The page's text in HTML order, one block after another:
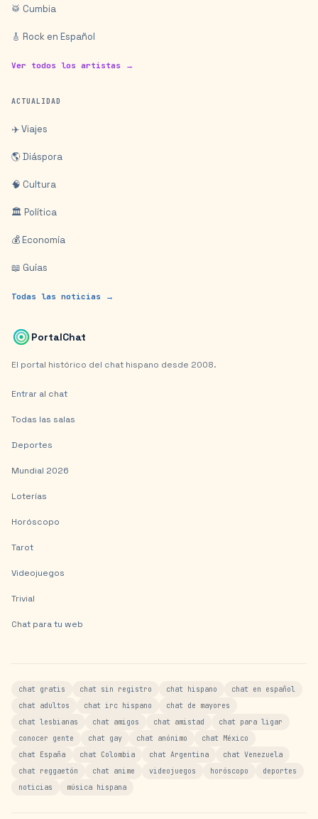
🥁 Cumbia
🎸 Rock en Español
Ver todos los artistas →
ACTUALIDAD
✈️ Viajes
🌎 Diáspora
🧠 Cultura
🏛️ Política
💰 Economía
📖 Guías
Todas las noticias →
PortalChat
El portal histórico del chat hispano desde 2008.
Entrar al chat
Todas las salas
Deportes
Mundial 2026
Loterías
Horóscopo
Tarot
Videojuegos
Trivial
Chat para tu web
chat gratis chat sin registro chat hispano
chat en español
chat adultos
chat irc hispano
chat de mayores
chat lesbianas
chat amigos chat amistad
chat para ligar
conocer gente
chat gay chat anónimo
chat México
chat España
chat Colombia chat Argentina
chat Venezuela
chat reggaetón
chat anime videojuegos horóscopo
deportes
noticias
música hispana